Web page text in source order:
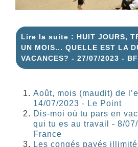
Lire la suite : HUIT JOURS,
UN MOIS... QUELLE EST LA
VACANCES? - 27/07/2023 -
Août, mois (maudit) de
14/07/2023 - Le Point
Dis-moi où tu pars en
qui tu es au travail - 8/
France
Les congés payés